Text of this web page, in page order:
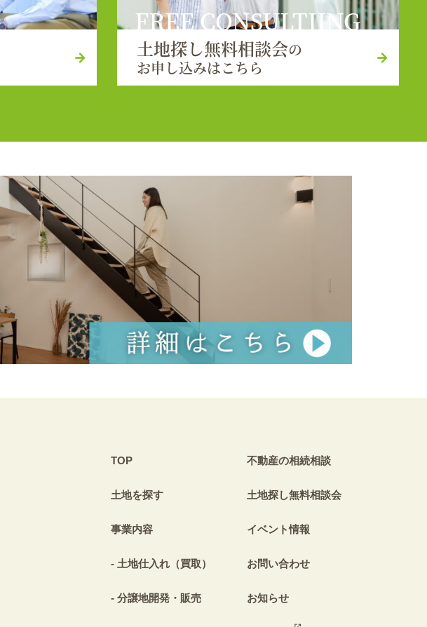
FREE CONSULTIING
土地探し無料相談会の
お申し込みはこちら
TOP
土地を探す
事業内容
土地仕入れ（買取）
分譲地開発・販売
不動産の相続相談
土地探し無料相談会
イベント情報
お問い合わせ
お知らせ